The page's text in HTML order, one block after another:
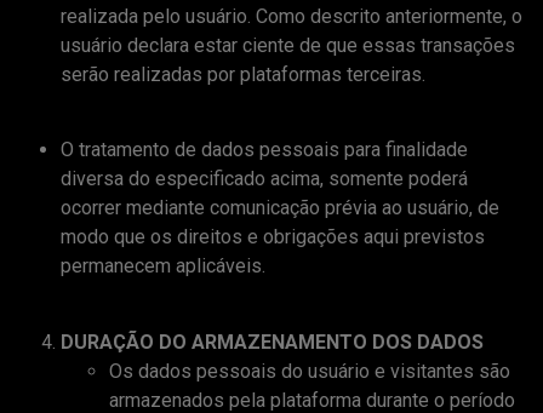
realizada pelo usuário. Como descrito anteriormente, o
usuário declara estar ciente de que essas transações
serão realizadas por plataformas terceiras.
O tratamento de dados pessoais para finalidade
diversa do especificado acima, somente poderá
ocorrer mediante comunicação prévia ao usuário, de
modo que os direitos e obrigações aqui previstos
permanecem aplicáveis.
DURAÇÃO DO ARMAZENAMENTO DOS DADOS
Os dados pessoais do usuário e visitantes são
armazenados pela plataforma durante o período